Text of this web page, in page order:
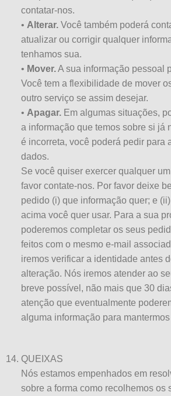
contatar-nos.
• Alterar.Você também poderá
atualizar ou corrigir qualquer
tenhamos sua.
• Mover.A sua informação pessoal
Você tem a flexibilidade de mover
outro serviço se assim desejar.
• Apagar.Em algumas situações,
a informação que temos sobre si já
é incorreta, você poderá pedir para
dados.
Se você quiser exercer qualquer
favor contate-nos. Por favor deixe
pedido (i) que informação quer; e
acima você quer usar. Para a sua
poderemos completar os seus
feitos com o mesmo e-mail
iremos verificar a identidade antes
alteração. Nós iremos atender ao
breve possível, não mais que 30
atenção que eventualmente
alguma informação para
QUEIXAS
Nós estamos empenhados em
sobre a forma como recolhemos os